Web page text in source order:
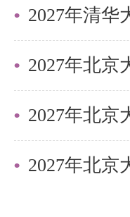
4
电子设
化与计
算系统
2027年北京
2027年北京